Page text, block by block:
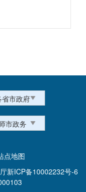
省市政府
市政务
点地图
新ICP备10002232号-6